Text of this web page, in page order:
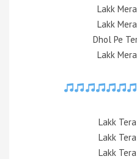
Lakk
Lakk
Dhol Pe
Lakk
Lakk
Lakk
Lakk